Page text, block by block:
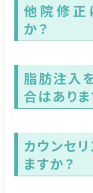
他院修正
か？
脂肪注入
合はありま
カウンセ
ますか？